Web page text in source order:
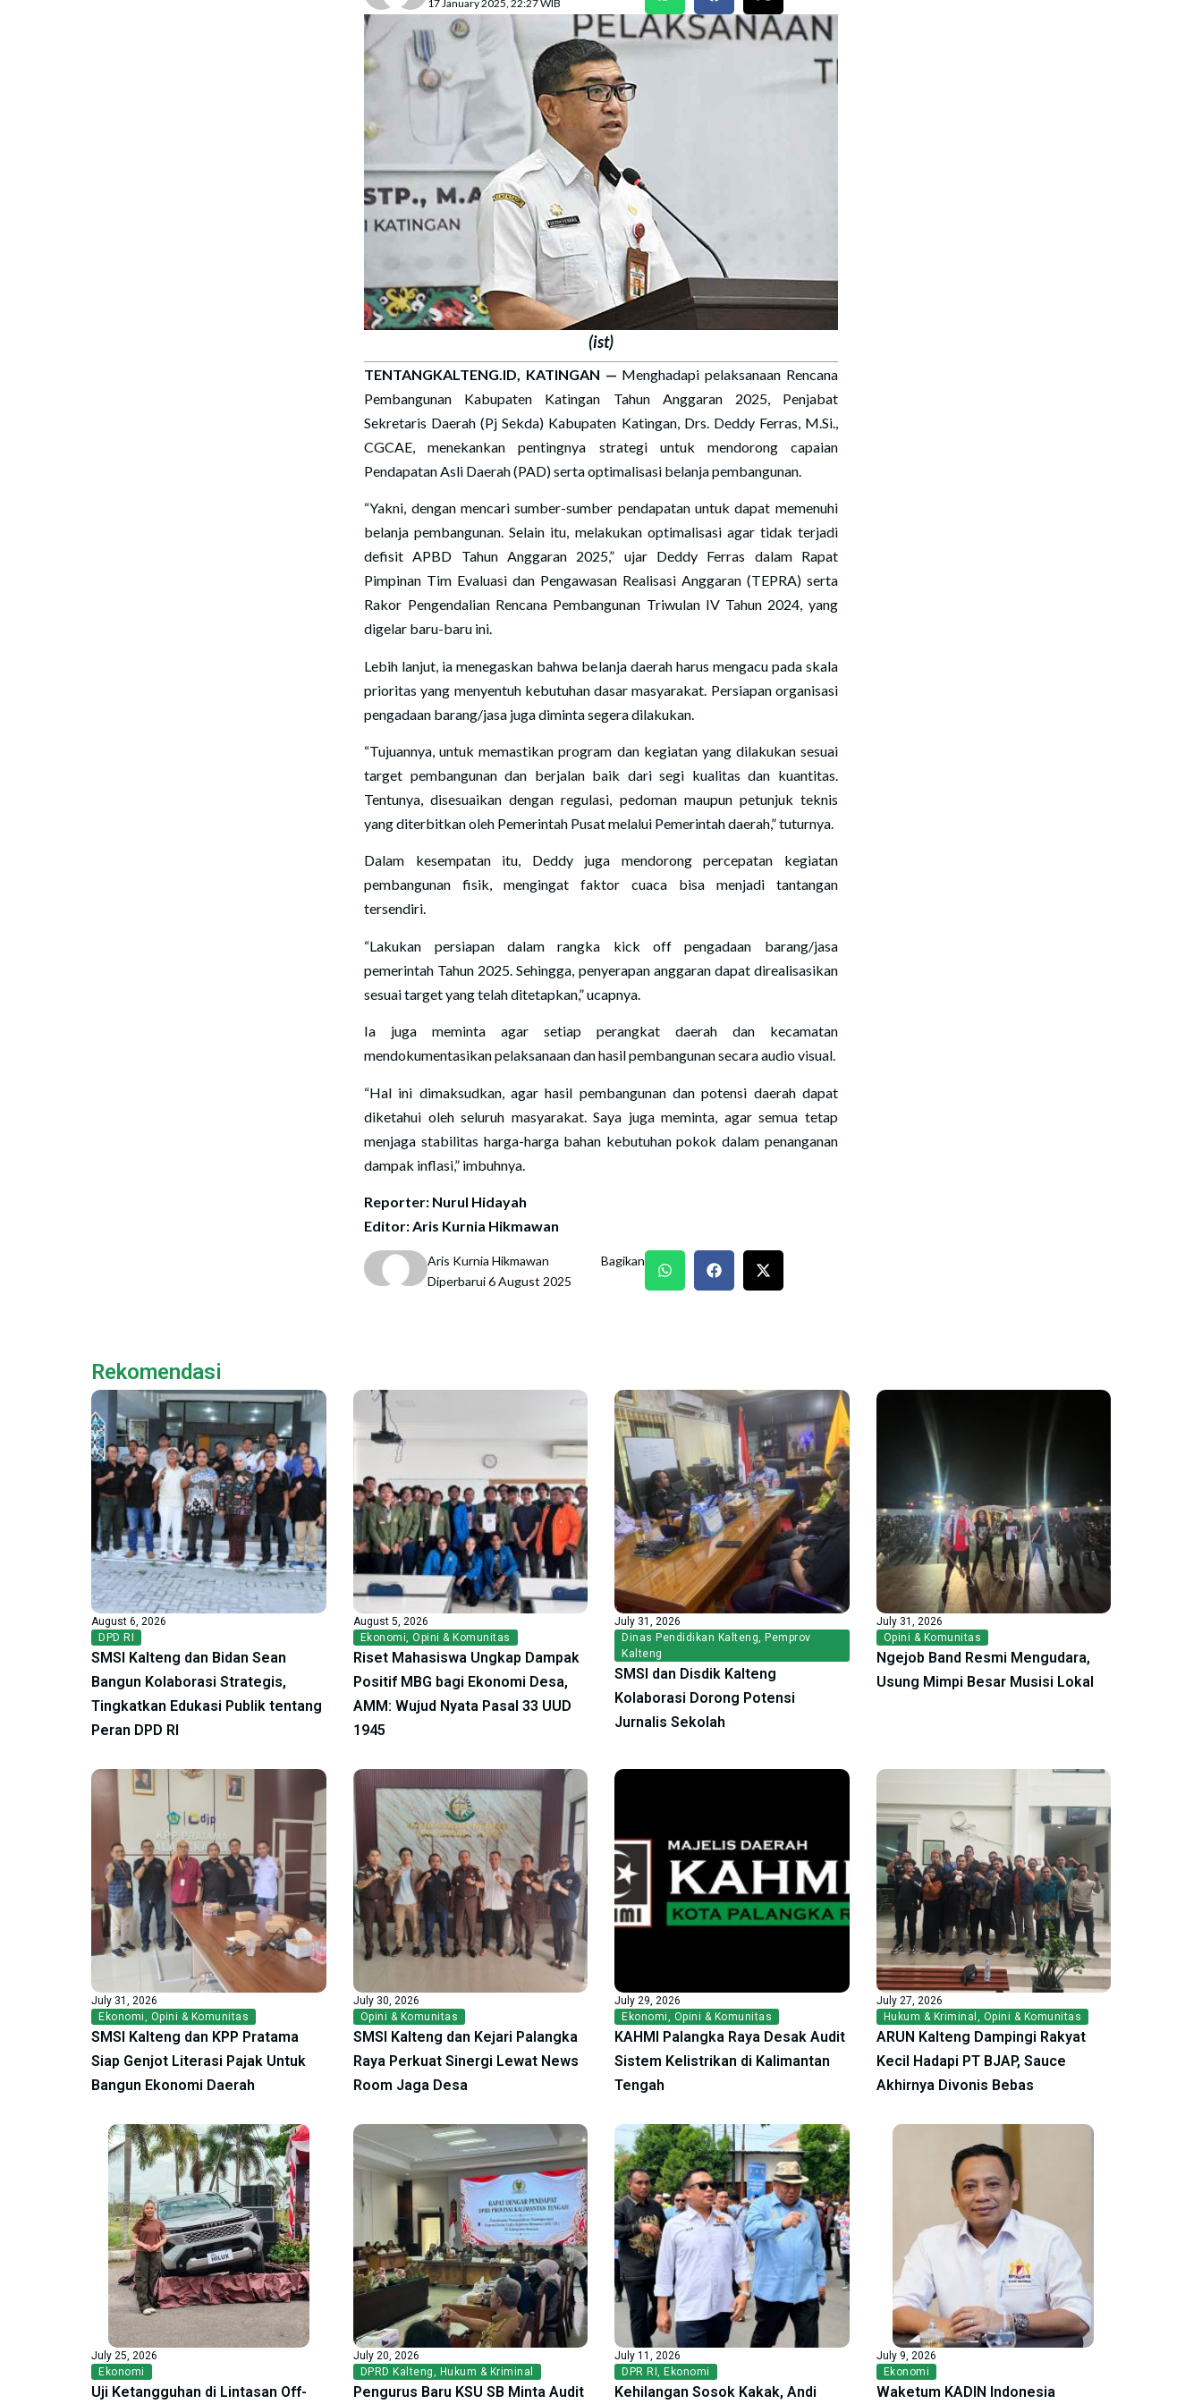
17 January 2025, 22:27 WIB
(ist)
TENTANGKALTENG.ID, KATINGAN — Menghadapi pelaksanaan Rencana
Pembangunan Kabupaten Katingan Tahun Anggaran 2025, Penjabat
Sekretaris Daerah (Pj Sekda) Kabupaten Katingan, Drs. Deddy Ferras, M.Si.,
CGCAE, menekankan pentingnya strategi untuk mendorong capaian
Pendapatan Asli Daerah (PAD) serta optimalisasi belanja pembangunan.
“Yakni, dengan mencari sumber-sumber pendapatan untuk dapat memenuhi
belanja pembangunan. Selain itu, melakukan optimalisasi agar tidak terjadi
defisit APBD Tahun Anggaran 2025,” ujar Deddy Ferras dalam Rapat
Pimpinan Tim Evaluasi dan Pengawasan Realisasi Anggaran (TEPRA) serta
Rakor Pengendalian Rencana Pembangunan Triwulan IV Tahun 2024, yang
digelar baru-baru ini.
Lebih lanjut, ia menegaskan bahwa belanja daerah harus mengacu pada skala
prioritas yang menyentuh kebutuhan dasar masyarakat. Persiapan organisasi
pengadaan barang/jasa juga diminta segera dilakukan.
“Tujuannya, untuk memastikan program dan kegiatan yang dilakukan sesuai
target pembangunan dan berjalan baik dari segi kualitas dan kuantitas.
Tentunya, disesuaikan dengan regulasi, pedoman maupun petunjuk teknis
yang diterbitkan oleh Pemerintah Pusat melalui Pemerintah daerah,” tuturnya.
Dalam kesempatan itu, Deddy juga mendorong percepatan kegiatan
pembangunan fisik, mengingat faktor cuaca bisa menjadi tantangan
tersendiri.
“Lakukan persiapan dalam rangka kick off pengadaan barang/jasa
pemerintah Tahun 2025. Sehingga, penyerapan anggaran dapat direalisasikan
sesuai target yang telah ditetapkan,” ucapnya.
Ia juga meminta agar setiap perangkat daerah dan kecamatan
mendokumentasikan pelaksanaan dan hasil pembangunan secara audio visual.
“Hal ini dimaksudkan, agar hasil pembangunan dan potensi daerah dapat
diketahui oleh seluruh masyarakat. Saya juga meminta, agar semua tetap
menjaga stabilitas harga-harga bahan kebutuhan pokok dalam penanganan
dampak inflasi,” imbuhnya.
Reporter: Nurul Hidayah
Editor: Aris Kurnia Hikmawan
Aris Kurnia Hikmawan
Diperbarui 6 August 2025
Bagikan
Rekomendasi
August 6, 2026
DPD RI
SMSI Kalteng dan Bidan Sean
Bangun Kolaborasi Strategis,
Tingkatkan Edukasi Publik tentang
Peran DPD RI
August 5, 2026
Ekonomi, Opini & Komunitas
Riset Mahasiswa Ungkap Dampak
Positif MBG bagi Ekonomi Desa,
AMM: Wujud Nyata Pasal 33 UUD
1945
July 31, 2026
Dinas Pendidikan Kalteng, Pemprov
Kalteng
SMSI dan Disdik Kalteng
Kolaborasi Dorong Potensi
Jurnalis Sekolah
July 31, 2026
Opini & Komunitas
Ngejob Band Resmi Mengudara,
Usung Mimpi Besar Musisi Lokal
July 31, 2026
Ekonomi, Opini & Komunitas
SMSI Kalteng dan KPP Pratama
Siap Genjot Literasi Pajak Untuk
Bangun Ekonomi Daerah
July 30, 2026
Opini & Komunitas
SMSI Kalteng dan Kejari Palangka
Raya Perkuat Sinergi Lewat News
Room Jaga Desa
July 29, 2026
Ekonomi, Opini & Komunitas
KAHMI Palangka Raya Desak Audit
Sistem Kelistrikan di Kalimantan
Tengah
July 27, 2026
Hukum & Kriminal , Opini & Komunitas
ARUN Kalteng Dampingi Rakyat
Kecil Hadapi PT BJAP, Sauce
Akhirnya Divonis Bebas
July 25, 2026
Ekonomi
Uji Ketangguhan di Lintasan Off-
July 20, 2026
DPRD Kalteng, Hukum & Kriminal
Pengurus Baru KSU SB Minta Audit
July 11, 2026
DPR RI , Ekonomi
Kehilangan Sosok Kakak, Andi
July 9, 2026
Ekonomi
Waketum KADIN Indonesia